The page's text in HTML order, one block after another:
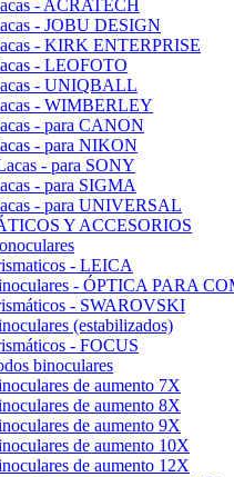
- ACRATECH
- JOBU DESIGN
- KIRK ENTERPRISE
- LEOFOTO
- UNIQBALL
- WIMBERLEY
- para CANON
- para NIKON
- para SONY
- para SIGMA
- para UNIVERSAL
Y ACCESORIOS
- LEICA
- ÓPTICA PARA
- SWAROVSKI
(estabilizados)
- FOCUS
binoculares
de aumento 7X
de aumento 8X
de aumento 9X
de aumento 10X
de aumento 12X